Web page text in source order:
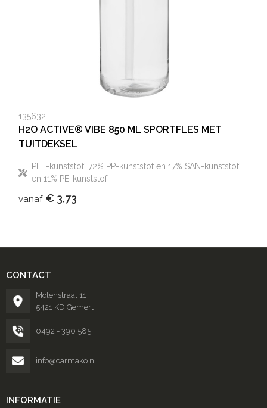
135632
H2O ACTIVE® VIBE 850 ML SPORTFLES MET
TUITDEKSEL
PET-kunststof, 72% PP-kunststof en 17% SAN-kunststof
en 11% PE-kunststof
vanaf € 3,73
CONTACT
Molenstraat 11
5421 KD Gemert
0492 - 390 585
info@carmako.nl
INFORMATIE